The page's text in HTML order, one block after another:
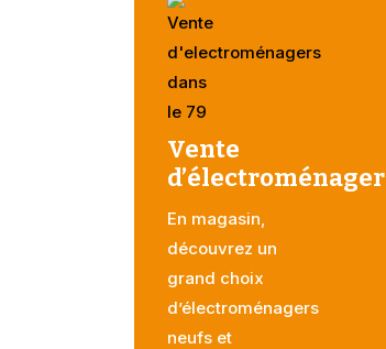
Vente
d’électroménager
En magasin,
découvrez un
grand choix
d’électroménagers
neufs et